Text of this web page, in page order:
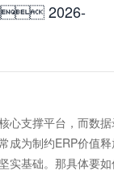
2026-
支撑平台，而数据
制约ERP价值释放
坚实基础。那具体